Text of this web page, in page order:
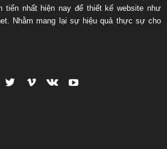
tiến nhất hiện nay để thiết kế website như
Nhằm mang lại sự hiệu quả thực sự cho